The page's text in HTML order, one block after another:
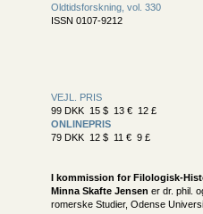
Oldtidsforskning, vol. 330
ISSN 0107-9212
VEJL. PRIS
99 DKK 15 $ 13 € 12 £
ONLINEPRIS
79 DKK 12 $ 11 € 9 £
I kommission forFilologisk-
Minna Skafte Jensen er dr. phil.
romerske Studier, Odense